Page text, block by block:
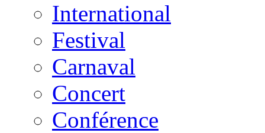
International
Festival
Carnaval
Concert
Conférence